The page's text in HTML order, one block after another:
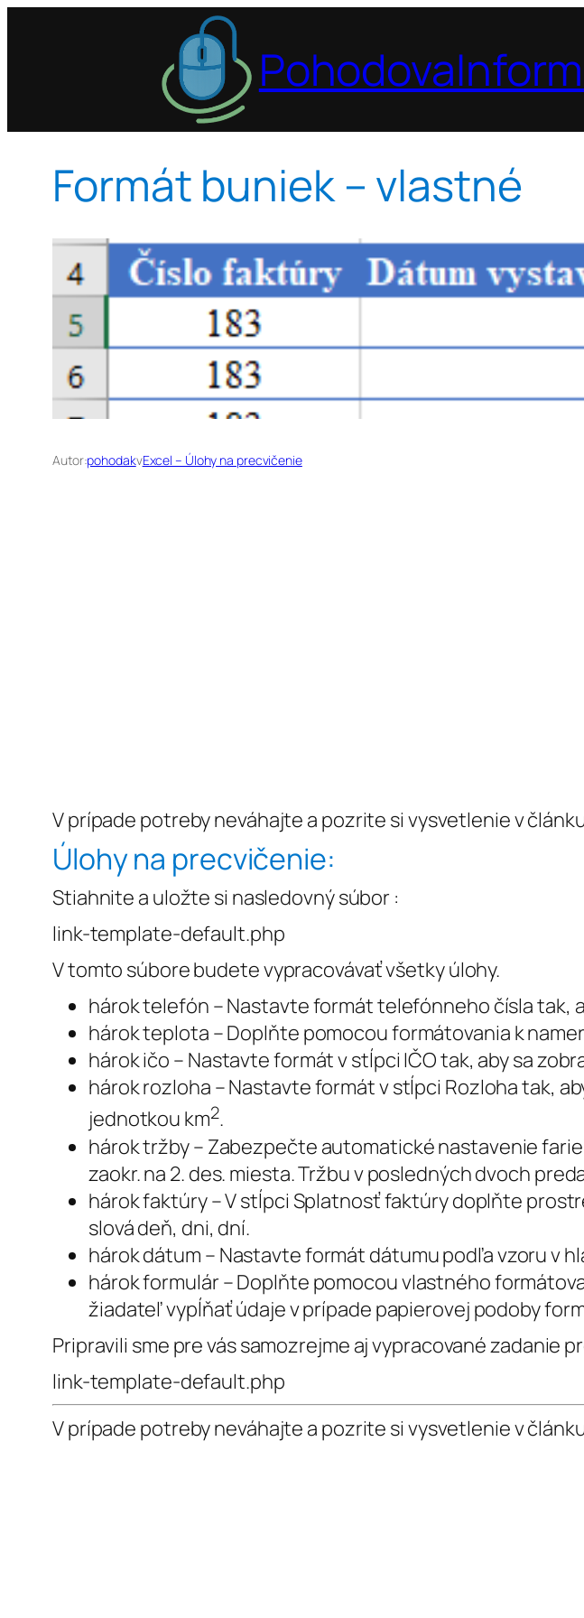
Formát buniek – vlastné
Autor:pohodakvExcel – Úlohy na precvičenie
V prípade potreby neváhajte a pozrite si vysvetlenie v
Úlohy na precvičenie:
Stiahnite a uložte si nasledovný súbor :
link-template-default.php
V tomto súbore budete vypracovávať všetky úlohy.
hároktelefón – Nastavte formát telefónneho čísla tak,
hárokteplota – Doplňte pomocou formátovania k
hárokičo – Nastavte formát v stĺpci IČO tak, aby sa
hárokrozloha – Nastavte formát v stĺpci Rozloha tak,
jednotkou km2.
hároktržby– Zabezpečte automatické nastavenie
zaokr. na 2. des. miesta. Tržbu v posledných dvoch
hárokfaktúry– V stĺpci Splatnosť faktúry doplňte
slová deň, dni, dní.
hárokdátum – Nastavte formát dátumu podľa vzoru v
hárokformulár – Doplňte pomocou vlastného
žiadateľ vypĺňať údaje v prípade papierovej podoby
Pripravili sme pre vás samozrejme aj vypracované zadanie
link-template-default.php
V prípade potreby neváhajte a pozrite si vysvetlenie v